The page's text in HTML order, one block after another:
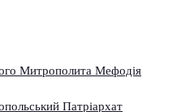
Митрополита Мефодія
Патріархат